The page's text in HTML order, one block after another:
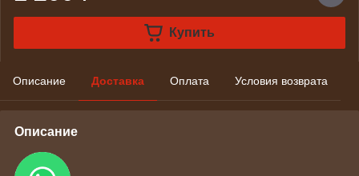
Купить
Описание Доставка Оплата Условия возврата
Описание